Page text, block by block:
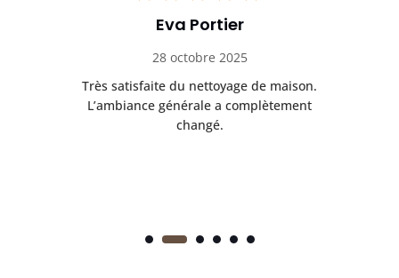
Eva Portier
28 octobre 2025
Très satisfaite du nettoyage de maison.
L’ambiance générale a complètement
changé.